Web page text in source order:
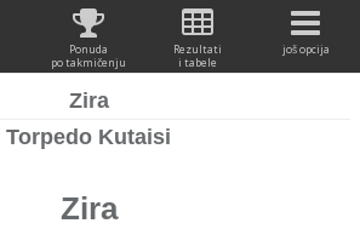
Ponuda
po takmičenju
Rezultati
i tabele
još opcija
Zira
Torpedo Kutaisi
Zira